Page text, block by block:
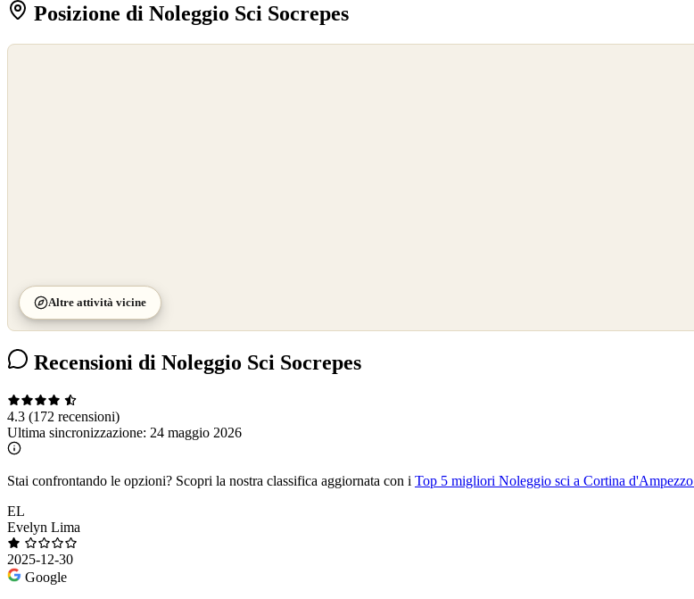
Posizione di Noleggio Sci Socrepes
Altre attività vicine
Recensioni di Noleggio Sci Socrepes
4.3 (172 recensioni)
Ultima sincronizzazione: 24 maggio 2026
Stai confrontando le opzioni? Scopri la nostra classifica aggiornata con i Top 5 migliori Noleggio sci a Cortina d'Ampezzo
EL
Evelyn Lima
2025-12-30
Google